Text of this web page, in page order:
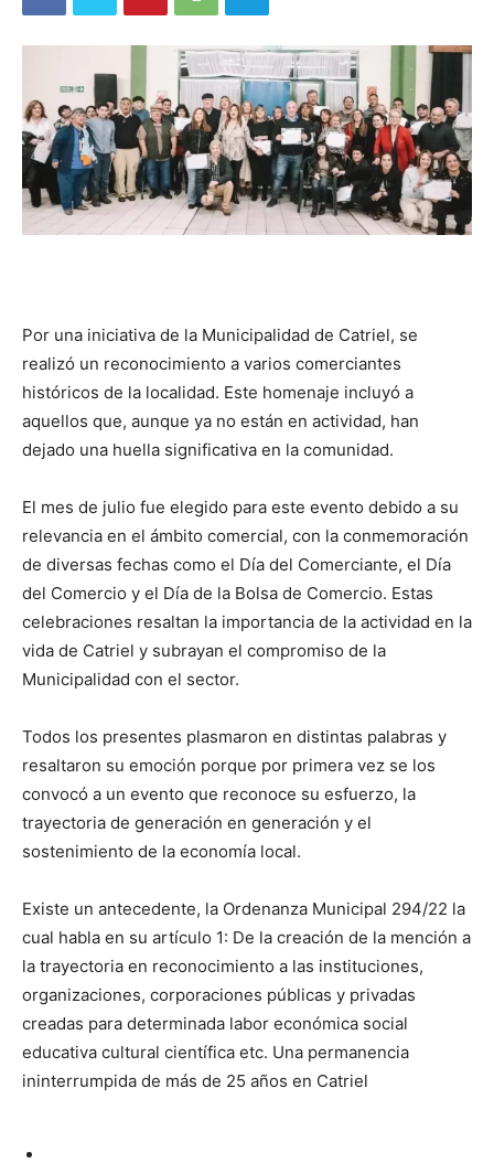
Por una iniciativa de la Municipalidad de Catriel, se
realizó un reconocimiento a varios comerciantes
históricos de la localidad. Este homenaje incluyó a
aquellos que, aunque ya no están en actividad, han
dejado una huella significativa en la comunidad.
El mes de julio fue elegido para este evento debido a su
relevancia en el ámbito comercial, con la conmemoración
de diversas fechas como el Día del Comerciante, el Día
del Comercio y el Día de la Bolsa de Comercio. Estas
celebraciones resaltan la importancia de la actividad en la
vida de Catriel y subrayan el compromiso de la
Municipalidad con el sector.
Todos los presentes plasmaron en distintas palabras y
resaltaron su emoción porque por primera vez se los
convocó a un evento que reconoce su esfuerzo, la
trayectoria de generación en generación y el
sostenimiento de la economía local.
Existe un antecedente, la Ordenanza Municipal 294/22 la
cual habla en su artículo 1: De la creación de la mención a
la trayectoria en reconocimiento a las instituciones,
organizaciones, corporaciones públicas y privadas
creadas para determinada labor económica social
educativa cultural científica etc. Una permanencia
ininterrumpida de más de 25 años en Catriel